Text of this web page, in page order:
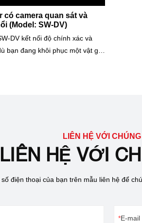
có camera quan sát và
(Model: SW-DV)
DV kết nối độ chính xác và
bạn đang khôi phục một vật gia
LIÊN HỆ VỚI CHÚNG
LIÊN HỆ VỚI
điện thoại của bạn trên mẫu liên hệ để
E-mail